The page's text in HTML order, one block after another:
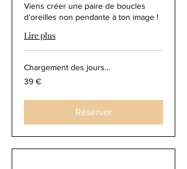
Viens créer une paire de boucles
d'oreilles non pendante à ton image !
Lire plus
Chargement des jours...
39
euros
39 €
Réserver